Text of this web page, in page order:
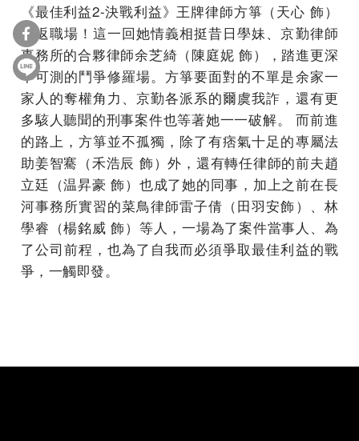
《最佳利益2-決戰利益》王牌律師方箏（天心 飾）
重返職場！這一回她情義相挺昔日學妹、京勤律師
事務所的合夥律師余芝綺（陳庭妮 飾），踏進更深
不可測的鬥爭修羅場。方箏要面對的不單是余家一
家人的奪權角力、京勤各派系的爾虞我詐，還有更
多駭人聽聞的刑事案件也等著她一一破解。 而前進
的路上，方箏並不孤獨，除了有痞氣十足的專屬法
助姜智騫（禾浩辰 飾）外，還有轉任律師的前夫趙
立廷（温昇豪 飾）也成了她的同事，加上之前在長
河事務所實習的菜鳥律師雷子倩（田羽安飾）、林
學睿（楊銘威 飾）等人，一場為了案件當事人、為
了公司前程，也為了自我而必須爭取最佳利益的戰
爭，一觸即發。